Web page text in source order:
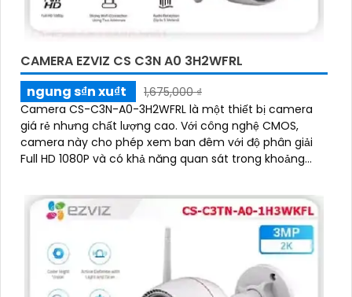
CAMERA EZVIZ CS C3N A0 3H2WFRL
ngung s₫n xu₫t
1,675,000 ₫
Camera CS-C3N-A0-3H2WFRL là một thiết bị camera
giá rẻ nhưng chất lượng cao. Với công nghệ CMOS,
camera này cho phép xem ban đêm với độ phân giải
Full HD 1080P và có khả năng quan sát trong khoảng